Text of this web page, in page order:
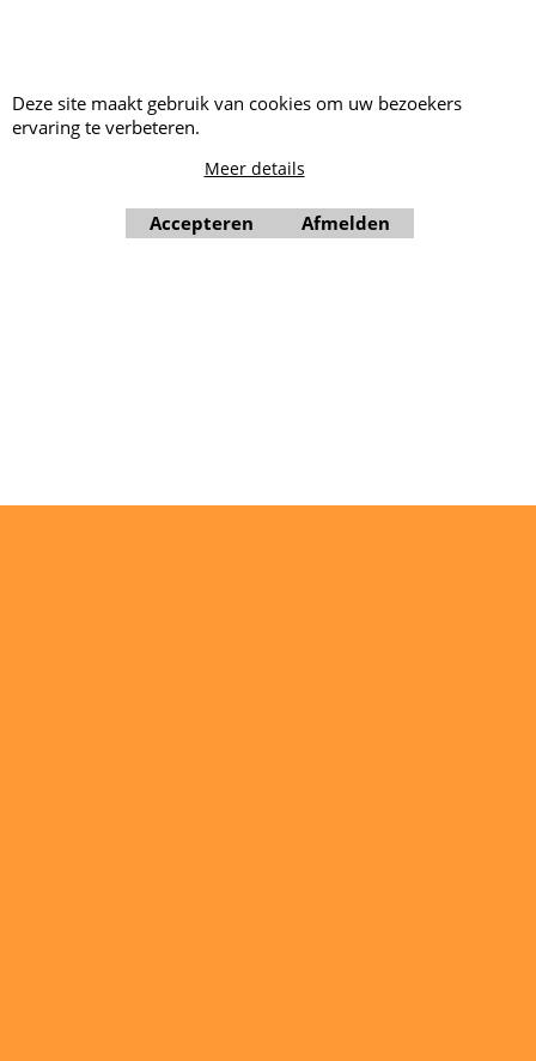
Springkussen huren
Zwaagdijk
28/02/2026
Deze site maakt gebruik van cookies om uw bezoekers
ervaring te verbeteren.
Meer details
Accepteren Afmelden